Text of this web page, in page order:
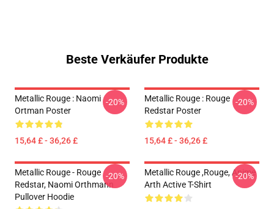
Beste Verkäufer Produkte
Metallic Rouge : Naomi
Ortman Poster
15,64 £ - 36,26 £
-20%
Metallic Rouge : Rouge
Redstar Poster
15,64 £ - 36,26 £
-20%
Metallic Rouge - Rouge
Redstar, Naomi Orthmann
Pullover Hoodie
-20%
Metallic Rouge ,rouge, Anime
Arth Active T-Shirt
-20%